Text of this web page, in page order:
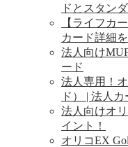
ドとスタン
【ライフカ
カード詳細
法人向け
ード
法人専用！
ド） | 法人
法人向けオ
イント！
オリコEX